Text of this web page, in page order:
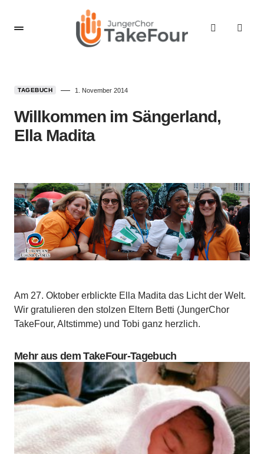
TAGEBUCH 1. November 2014
Willkommen im Sängerland,
Ella Madita
Am 27. Oktober erblickte Ella Madita das Licht der Welt.
Wir gratulieren den stolzen Eltern Betti (JungerChor
TakeFour, Altstimme) und Tobi ganz herzlich.
Mehr aus dem TakeFour-Tagebuch